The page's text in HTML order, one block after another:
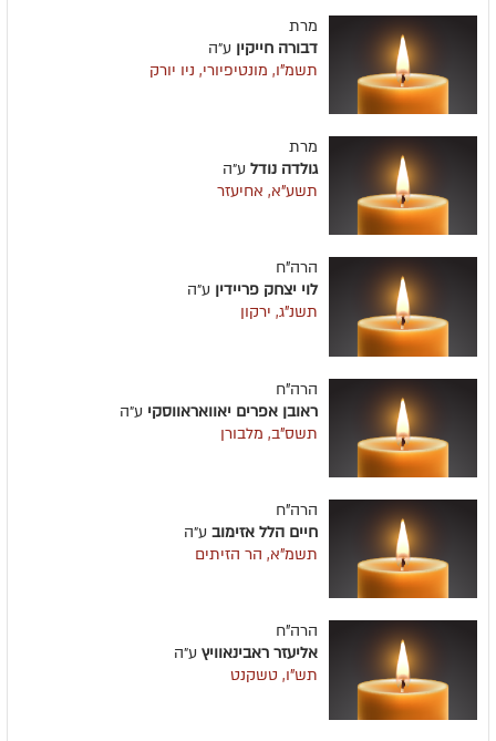
מרת
דבורה חייקין ע״ה
תשמ"ו, מונטיפיורי, ניו יורק
מרת
גולדה נודל ע״ה
תשע"א, אחיעזר
הרה"ח
לוי יצחק פריידין ע״ה
תשנ"ג, ירקון
הרה"ח
ראובן אפרים יאוואראווסקי ע״ה
תשס"ב, מלבורן
הרה"ח
חיים הלל אזימוב ע״ה
תשמ"א, הר הזיתים
הרה"ח
אליעזר ראבינאוויץ ע״ה
תש"ו, טשקנט